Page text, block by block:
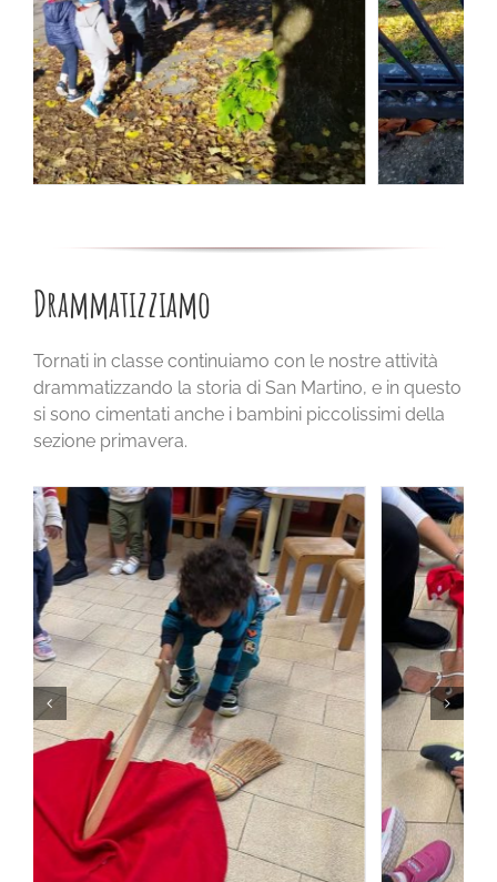
Drammatizziamo
Tornati in classe continuiamo con le nostre attività
drammatizzando la storia di San Martino, e in questo
si sono cimentati anche i bambini piccolissimi della
sezione primavera.